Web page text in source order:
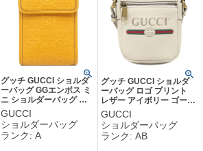
グッチ GUCCI ショルダ
ーバッグ GGエンボス ミ
ニ ショルダーバッグ レ
ザー GGエンボスレザー
イエロー シルバー金具
625571 【保存袋】 【中
古】中古美品
GUCCI
ショルダーバッグ
ランク: A
グッチ GUCCI ショルダ
ーバッグ ロゴ プリント
レザー アイボリー ゴール
ド金具 白 ミニ 574803
【中古】中古品
GUCCI
ショルダーバッグ
ランク: AB